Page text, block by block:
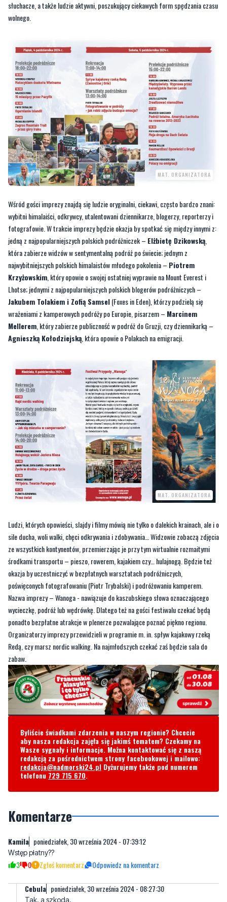
MAT. ORGANIZATORA
Wśród gości imprezy znajdą się ludzie oryginalni, ciekawi, często bardzo znani:
wybitni himalaiści, odkrywcy, utalentowani dziennikarze, blogerzy, reporterzy i
jedną z najpopularniejszych polskich podróżniczek –Elżbietę Dzikowską,
która zabierze widzów w sentymentalną podróż po świecie; jednym z
najwybitniejszych polskich himalaistów młodego pokolenia –Piotrem
Krzyżowskim, który opowie o swojej ostatniej wyprawie na Mount Everest i
Lhotse; jednymi z najpopularniejszych polskich blogerów podróżniczych –
Jakubem Tolakiem i Zofią Samsel(Foxes in Eden), którzy podzielą się
wrażeniami z kamperowych podróży po Europie, pisarzem –Marcinem
Mellerem, który zabierze publiczność w podróż do Gruzji, czy dziennikarką –
Agnieszką Kołodziejską, która opowie o Polakach na emigracji.
MAT. ORGANIZATORA
Ludzi, których opowieści, slajdy i filmy mówią nie tylko o dalekich krainach, ale i o
sile ducha, woli walki, chęci odkrywania i zdobywania… Widzowie zobaczą zdjęcia
środkami transportu – pieszo, rowerem, kajakiem czy… hulajnogą. Będzie też
okazja by uczestniczyć w bezpłatnych warsztatach podróżniczych,
poświęconych fotografowaniu (Piotr Trybalski) i podróżowaniu kamperem.
Nazwa imprezy – Wanoga - nawiązuje do kaszubskiego słowa oznaczającego
wycieczkę, podróż lub wędrówkę. Dlatego też na gości festiwalu czekać będą
ponadto bezpłatne atrakcje w plenerze pozwalające poznać piękno regionu.
Organizatorzy imprezy przewidzieli w programie m. in. spływ kajakowy rzeką
Redą, czy marsz nordic walking. Na najmłodszych czekać zaś będzie sala do
zabaw.
Byliście świadkami zdarzenia w naszym regionie? Chcecie
aby nasza redakcja zajęła się jakimś tematem? Czekamy na
Wasze sygnały i informacje. Można kontaktować się z naszą
redakcja@nadmorski24.plDyżurujemy także pod numerem
telefonu729 715 670.
Komentarze
Wstęp płatny??
Cebula poniedziałek, 30 września 2024 - 08:27:30
Tak, a szkoda.
– piątek: 25 zł,
– sobota: 40 zł,